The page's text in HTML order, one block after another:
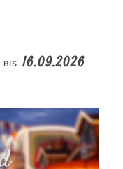
BIS 16.09.2026